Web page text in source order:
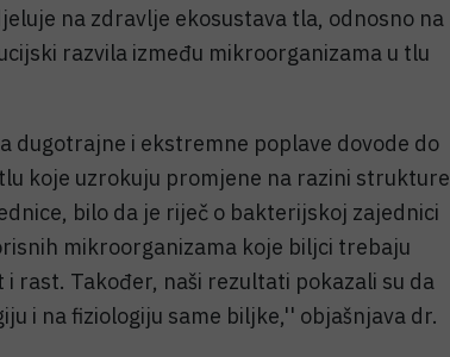
na zdravlje ekosustava tla, odnosno na
razvila između mikroorganizama u tlu
dugotrajne i ekstremne poplave dovode do
koje uzrokuju promjene na razini strukture
bilo da je riječ o bakterijskoj zajednici
mikroorganizama koje biljci trebaju
rast. Također, naši rezultati pokazali su da
i na fiziologiju same biljke,'' objašnjava dr.